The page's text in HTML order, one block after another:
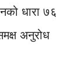
धारा ७६
अनुरोध